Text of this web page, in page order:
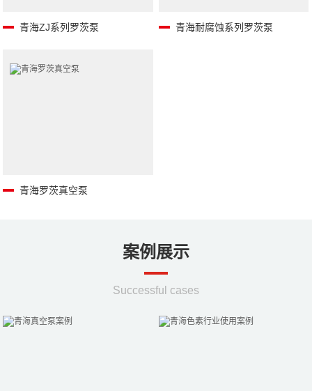
青海ZJ系列罗茨泵 青海耐腐蚀系列罗茨泵
青海罗茨真空泵
案例展示
Successful cases